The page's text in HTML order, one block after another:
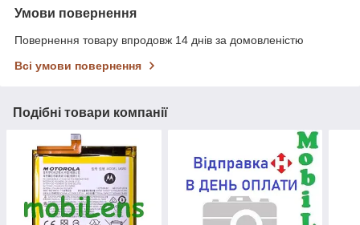
Умови повернення
Повернення товару впродовж 14 днів за домовленістю
Всі умови повернення
Подібні товари компанії